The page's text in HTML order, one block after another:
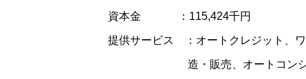
資本金 ：115,424千円
提供サービス ：オートクレジット、
造・販売、オートコンシェ